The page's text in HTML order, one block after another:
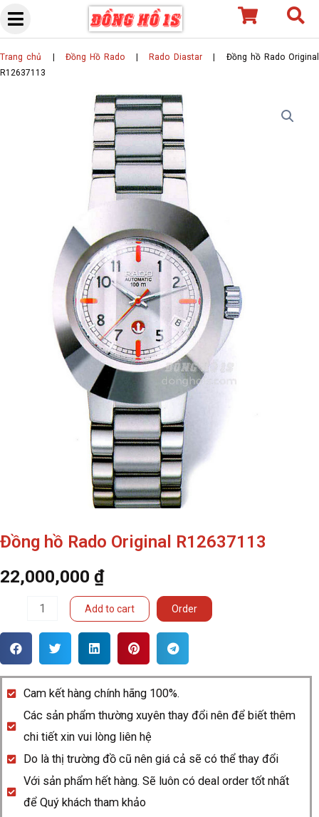
Skip
content
Trang chủ |Đồng Hồ Rado Rado Diastar| Đồng hồ Rado Original
R12637113
Đồng hồ Rado Original R12637113
22,000,000 ₫
Rado
R12637113
quantity
Add to cart Order
Cam kết hàng chính hãng 100%.
Các sản phẩm thường xuyên thay đổi nên để biết thêm
chi tiết xin vui lòng liên hệ
Do là thị trường đồ cũ nên giá cả sẽ có thể thay đổi
Với sản phẩm hết hàng. Sẽ luôn có deal order tốt nhất
để Quý khách tham khảo